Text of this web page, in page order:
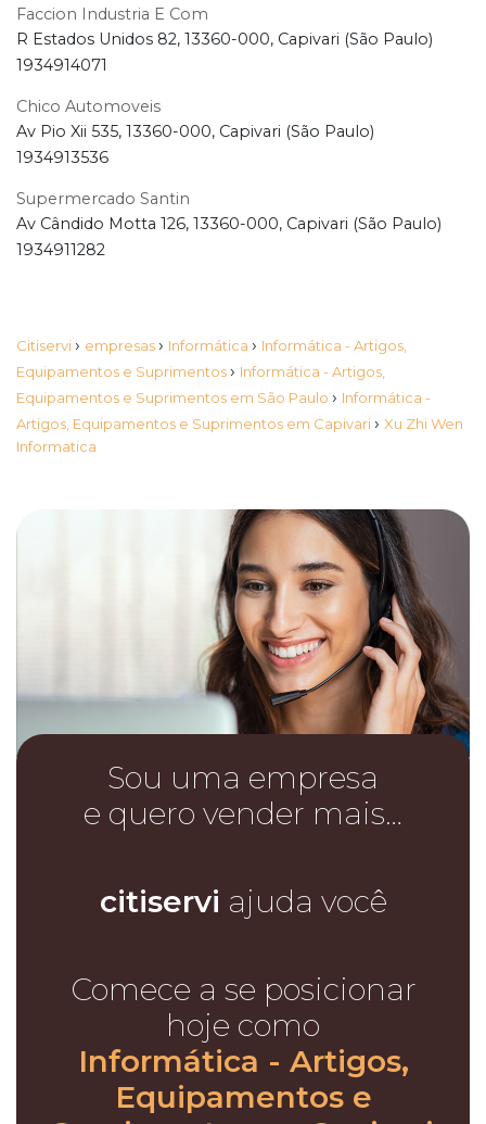
Faccion Industria E Com
R Estados Unidos 82, 13360-000, Capivari (São Paulo)
1934914071
Chico Automoveis
Av Pio Xii 535, 13360-000, Capivari (São Paulo)
1934913536
Supermercado Santin
Av Cândido Motta 126, 13360-000, Capivari (São Paulo)
1934911282
Citiservi › empresas › Informática › Informática - Artigos,
Equipamentos e Suprimentos › Informática - Artigos,
Equipamentos e Suprimentos em São Paulo › Informática -
Artigos, Equipamentos e Suprimentos em Capivari › Xu Zhi Wen
Informatica
Sou uma empresa
e quero vender mais…
citiservi ajuda você
Comece a se posicionar
hoje como
Informática - Artigos,
Equipamentos e